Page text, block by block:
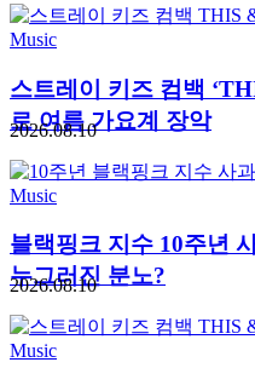
Music
스트레이 키즈 컴백
로 여름 가요계 장악
2026.08.10
Music
블랙핑크 지수 10주년
누그러진 분노?
2026.08.10
Music